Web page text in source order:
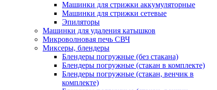
Машинки для стрижки аккумуляторные
Машинки для стрижки сетевые
Эпиляторы
Машинки для удаления катышков
Микроволновая печь СВЧ
Миксеры, блендеры
Блендеры погружные (без стакана)
Блендеры погружные (стакан в комплекте)
Блендеры погружные (стакан, венчик в
комплекте)